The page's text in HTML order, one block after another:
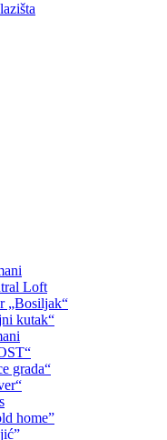
Loft
„Bosiljak“
kutak“
grada“
home”